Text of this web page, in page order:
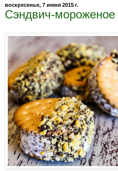
воскресенье, 7 июня 2015 г.
Сэндвич-мороженое